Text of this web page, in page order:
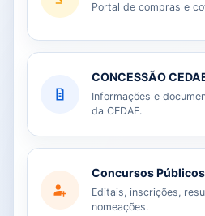
Portal de compras e
CONCESSÃO
Informações e
da CEDAE.
Concursos Públicos
Editais, inscrições,
nomeações.